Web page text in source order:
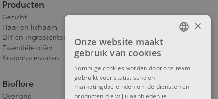
Producten
Gezicht
Haar en lichaam
DIY en ingrediënten
Essentiële oliën
Knopmaceraaten
Bioflore
Over ons
×
Onze website maakt
gebruik van cookies
Sommige cookies worden door ons team
gebruikt voor statistische en
marketingdoeleinden om de diensten en
producten die wij u aanbieden te